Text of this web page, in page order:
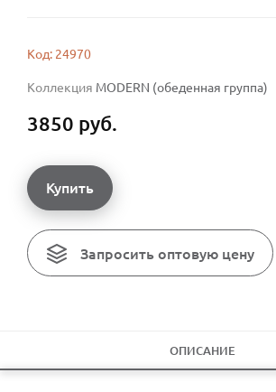
Код: 24970
Коллекция MODERN (обеденная группа)
3850 руб.
Купить
Запросить оптовую цену
ОПИСАНИЕ